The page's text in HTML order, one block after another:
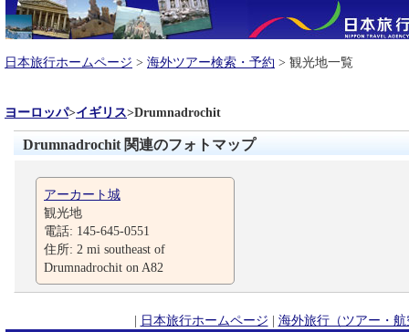
日本旅行ホームページ > 海外ツアー検索・予約 > 観光地一覧
ヨーロッパ>イギリス>Drumnadrochit
Drumnadrochit 関連のフォトマップ
アーカート城
観光地
電話: 145-645-0551
住所: 2 mi southeast of
Drumnadrochit on A82
| 日本旅行ホームページ | 海外旅行（ツアー・航